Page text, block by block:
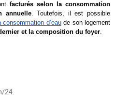
facturés selon la consommation
annuelle. Toutefois, il est possible
d’eau de son logement
et la composition du foyer.
24.